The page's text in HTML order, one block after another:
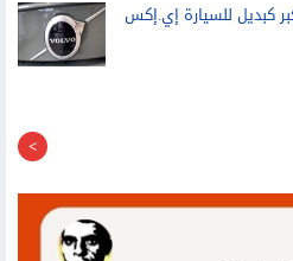
كبديل للسيارة إي.إكس